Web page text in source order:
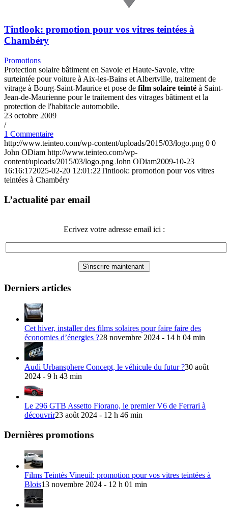
Tintlook: promotion pour vos vitres teintées à
Chambéry
Promotions
Protection solaire bâtiment en Savoie et Haute-Savoie, vitre
surteintée pour voiture à Aix-les-Bains et Albertville, traitement de
vitrage à Bourg-Saint-Maurice et pose de film solaire teinté à Saint-
Jean-de-Maurienne pour le traitement des vitrages bâtiment et la
protection de l'habitacle automobile.
23 octobre 2009
/
1 Commentaire
http://www.teinteo.com/wp-content/uploads/2015/03/logo.png 0 0
John ODiam http://www.teinteo.com/wp-
content/uploads/2015/03/logo.png John ODiam2009-10-23
16:16:172025-02-20 12:01:22Tintlook: promotion pour vos vitres
teintées à Chambéry
L’actualité par email
Ecrivez votre adresse email ici :
Derniers articles
Cet hiver, installer des films solaires pour faire faire des
économies d’énergies ?28 novembre 2024 - 14 h 04 min
Audi Urbansphere Concept, le véhicule du futur ?30 août
2024 - 9 h 43 min
Le 296 GTB Assetto Fiorano, le premier V6 de Ferrari à
découvrir23 août 2024 - 12 h 46 min
Dernières promotions
Films Teintés Vineuil: promotion pour vos vitres teintées à
Blois13 novembre 2024 - 12 h 01 min